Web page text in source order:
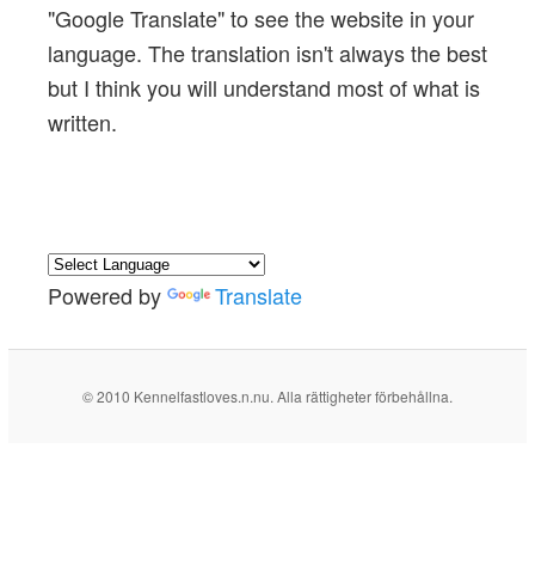
"Google Translate" to see the website in your
language. The translation isn't always the best
but I think you will understand most of what is
written.
Powered by Translate
© 2010 Kennelfastloves.n.nu. Alla rättigheter förbehållna.